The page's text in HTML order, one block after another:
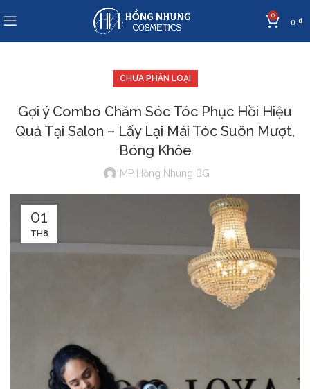
0 0 ₫
CHƯA PHÂN LOẠI
Gợi ý Combo Chăm Sóc Tóc Phục Hồi Hiệu
Quả Tại Salon – Lấy Lại Mái Tóc Suôn Mượt,
Bóng Khỏe
MP Hồng Nhung BG
01
TH8